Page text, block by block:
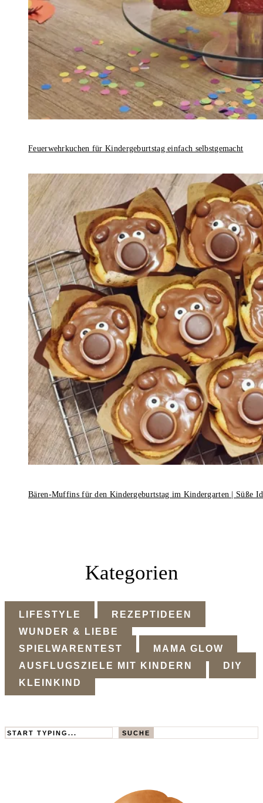
Feuerwehrkuchen für Kindergeburtstag einfach selbstgemacht
Bären-Muffins für den Kindergeburtstag im Kindergarten | Süße
Kategorien
LIFESTYLE
REZEPTIDEEN
WUNDER & LIEBE
SPIELWARENTEST
MAMA GLOW
AUSFLUGSZIELE MIT KINDERN
DIY
KLEINKIND
Search SUCHE